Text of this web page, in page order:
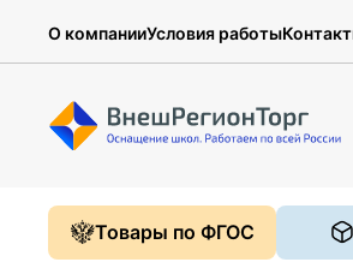
О компанииУсловия работы
Товары по ФГОС